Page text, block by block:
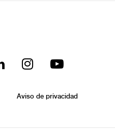
Aviso de privacidad